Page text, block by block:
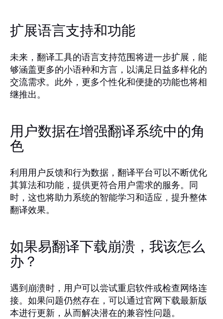
扩展语言支持和功能
未来，翻译工具的语言支持范围将进一步扩展，能
够涵盖更多的小语种和方言，以满足日益多样化的
交流需求。此外，更多个性化和便捷的功能也将相
继推出。
用户数据在增强翻译系统中的角
色
利用用户反馈和行为数据，翻译平台可以不断优化
其算法和功能，提供更符合用户需求的服务。同
时，这也将助力系统的智能学习和适应，提升整体
翻译效果。
如果易翻译下载崩溃，我该怎么
办？
遇到崩溃时，用户可以尝试重启软件或检查网络连
接。如果问题仍然存在，可以通过官网下载最新版
本进行更新，从而解决潜在的兼容性问题。